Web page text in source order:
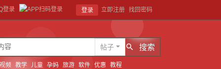
登录 立即注册 找回密码
帖子 搜索
视频 教学 儿童 孕妈 旅游 软件 优惠 教程